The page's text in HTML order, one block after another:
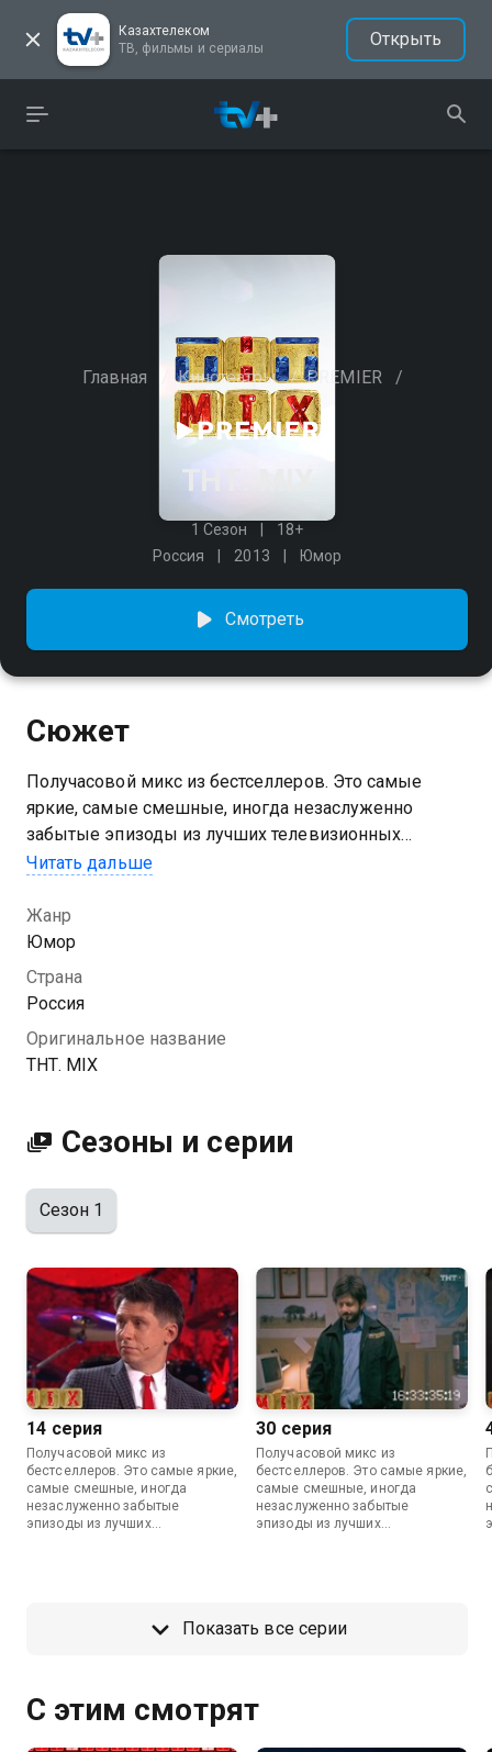
Казахтелеком
ТВ, фильмы и сериалы
Открыть
Главная Кинотеатры / PREMIER /
ТНТ. MIX
1 Сезон
18+
Россия
2013 Юмор
Смотреть
Сюжет
Получасовой микс из бестселлеров. Это самые
яркие, самые смешные, иногда незаслуженно
забытые эпизоды из лучших телевизионных
программ телеканала ТНТ.
Читать дальше
Жанр
Юмор
Страна
Россия
Оригинальное название
ТНТ. MIX
Сезоны и серии
Сезон 1
14 серия
Получасовой микс из
бестселлеров. Это самые яркие,
самые смешные, иногда
незаслуженно забытые
эпизоды из лучших
30 серия
Получасовой микс из
бестселлеров. Это самые яркие,
самые смешные, иногда
незаслуженно забытые
эпизоды из лучших
Показать все серии
С этим смотрят